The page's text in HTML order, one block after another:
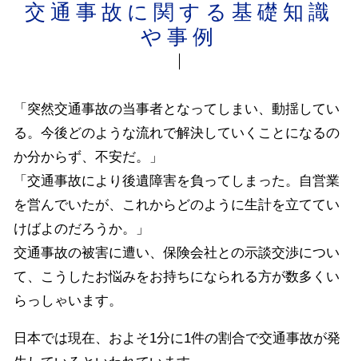
交通事故に関する基礎知識
や事例
「突然交通事故の当事者となってしまい、動揺してい
る。今後どのような流れで解決していくことになるの
か分からず、不安だ。」
「交通事故により後遺障害を負ってしまった。自営業
を営んでいたが、これからどのように生計を立ててい
けばよのだろうか。」
交通事故の被害に遭い、保険会社との示談交渉につい
て、こうしたお悩みをお持ちになられる方が数多くい
らっしゃいます。
日本では現在、およそ1分に1件の割合で交通事故が発